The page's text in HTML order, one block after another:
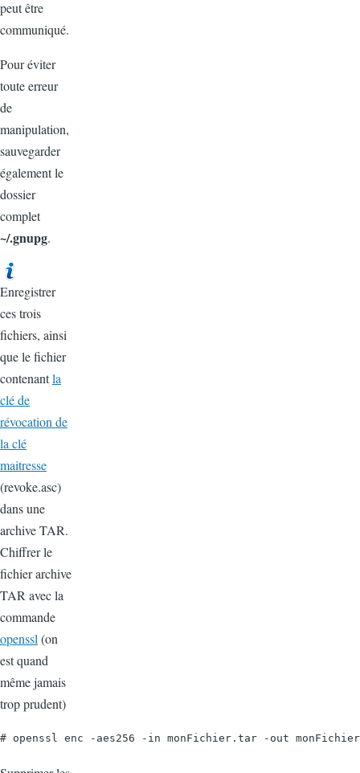
peut être
communiqué.
Pour éviter
toute erreur
de
manipulation,
sauvegarder
également le
dossier
complet
~/.gnupg.
Enregistrer
ces trois
fichiers, ainsi
que le fichier
contenantla
clé de
révocation de
la clé
maitresse
(revoke.asc)
dans une
archive TAR.
Chiffrer le
fichier archive
TAR avec la
commande
openssl (on
est quand
même jamais
trop prudent)
# openssl enc -aes256 -in monFichier.tar -out